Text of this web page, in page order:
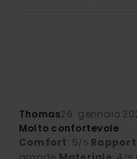
Thomas26. gennaio
Molto confortevole
Comfort: 5/5